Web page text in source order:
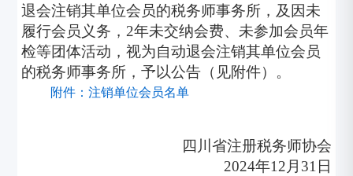
退会注销其单位会员的税务师事务所，及因未
履行会员义务，2年未交纳会费、未参加会员年
检等团体活动，视为自动退会注销其单位会员
的税务师事务所，予以公告（见附件）。
附件：注销单位会员名单
四川省注册税务师协会
2024年1 2月31日